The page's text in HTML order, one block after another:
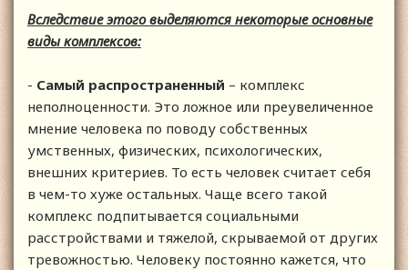
Вследствие этого выделяются некоторые основные
виды комплексов:
- Самый распространенный – комплекс
неполноценности. Это ложное или преувеличенное
мнение человека по поводу собственных
умственных, физических, психологических,
внешних критериев. То есть человек считает себя
в чем-то хуже остальных. Чаще всего такой
комплекс подпитывается социальными
расстройствами и тяжелой, скрываемой от других
тревожностью. Человеку постоянно кажется, что